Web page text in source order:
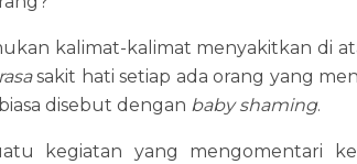
kalimat-kalimat menyakitkan di
sakit hati setiap ada orang yang
disebut dengan baby shaming.
kegiatan yang mengomentari